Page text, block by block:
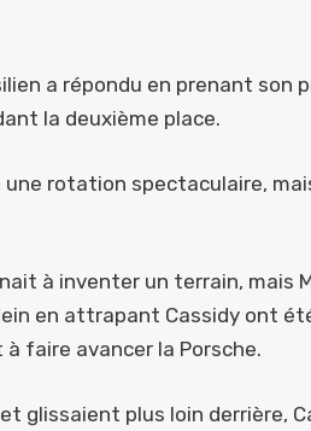
a répondu en prenant son
la deuxième place.
une rotation spectaculaire,
à inventer un terrain, mais
en attrapant Cassidy ont
faire avancer la Porsche.
glissaient plus loin derrière,